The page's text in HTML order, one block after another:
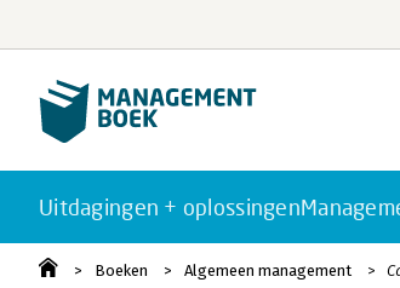
Uitdagingen + oplossingen
Boeken Algemeen management